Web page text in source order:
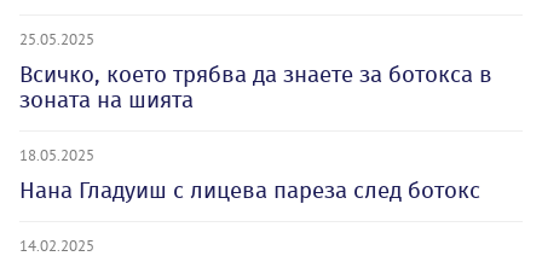
25.05.2025
Всичко, което трябва да знаете за ботокса в
зоната на шията
18.05.2025
Нана Гладуиш с лицева пареза след ботокс
14.02.2025